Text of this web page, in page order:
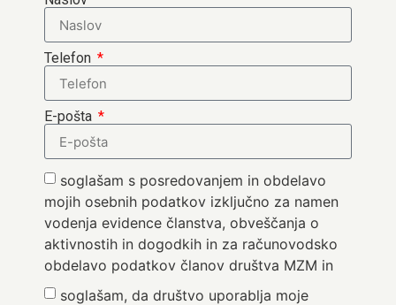
Telefon
E-pošta
soglašam s posredovanjem in obdelavo
mojih osebnih podatkov izključno za namen
vodenja evidence članstva, obveščanja o
aktivnostih in dogodkih in za računovodsko
obdelavo podatkov članov društva MZM in
soglašam, da društvo uporablja moje